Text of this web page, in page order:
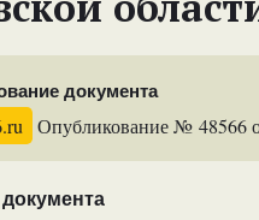
документа
Опубликование № 48566